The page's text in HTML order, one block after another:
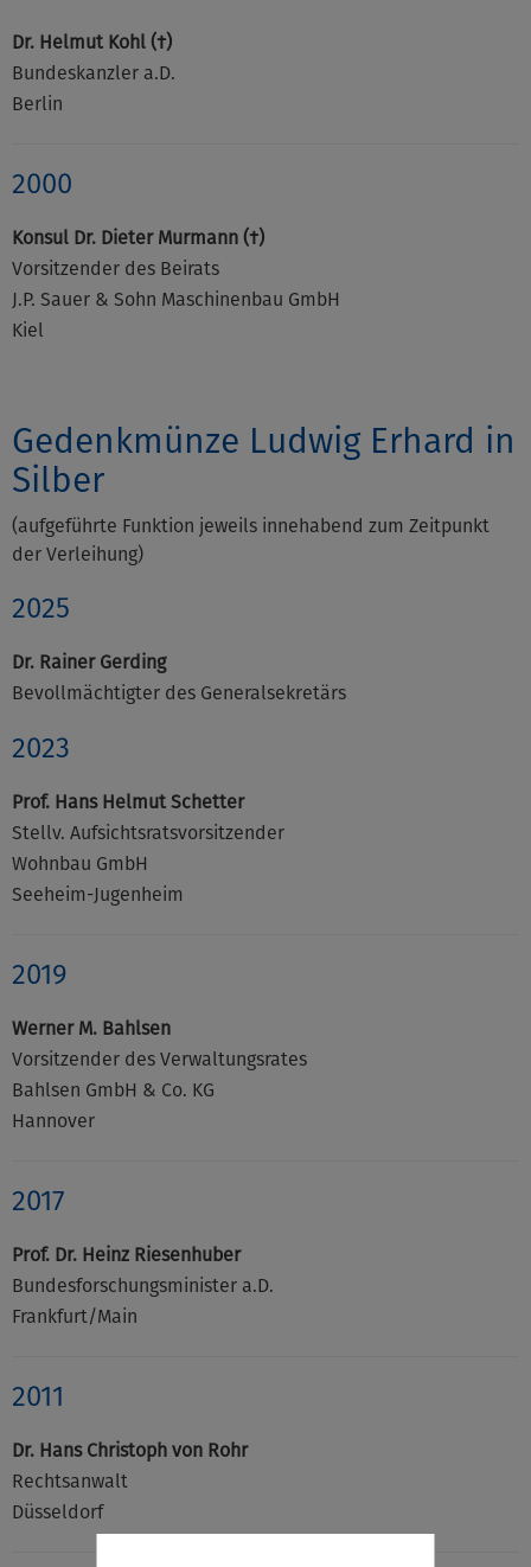
Dr. Helmut Kohl (†)
Bundeskanzler a.D.
Berlin
2000
Konsul Dr. Dieter Murmann (†)
Vorsitzender des Beirats
J.P. Sauer & Sohn Maschinenbau GmbH
Kiel
Gedenkmünze Ludwig Erhard in
Silber
(aufgeführte Funktion jeweils innehabend zum Zeitpunkt
der Verleihung)
2025
Dr. Rainer Gerding
Bevollmächtigter des Generalsekretärs
2023
Prof. Hans Helmut Schetter
Stellv. Aufsichtsratsvorsitzender
Wohnbau GmbH
Seeheim-Jugenheim
2019
Werner M. Bahlsen
Vorsitzender des Verwaltungsrates
Bahlsen GmbH & Co. KG
Hannover
2017
Prof. Dr. Heinz Riesenhuber
Bundesforschungsminister a.D.
Frankfurt/Main
2011
Dr. Hans Christoph von Rohr
Rechtsanwalt
Düsseldorf